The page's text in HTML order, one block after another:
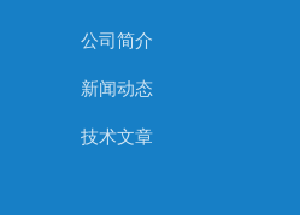
公司简介
新闻动态
技术文章